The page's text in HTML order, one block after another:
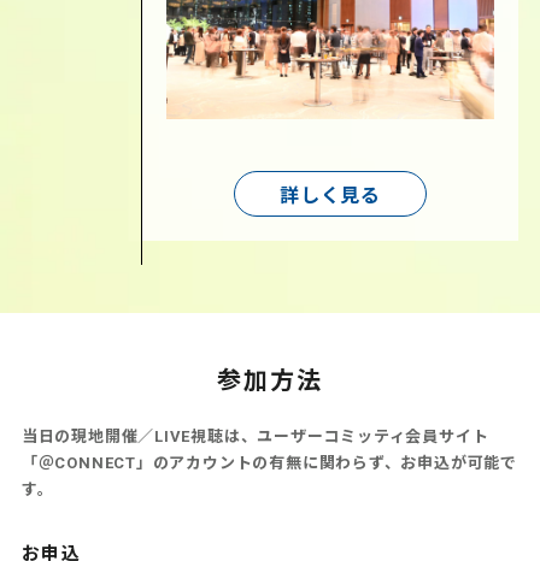
詳しく見る
参加方法
当日の現地開催／LIVE視聴は、ユーザーコミッティ会員サイト
「＠CONNECT」のアカウントの有無に関わらず、お申込が可能で
す。
お申込